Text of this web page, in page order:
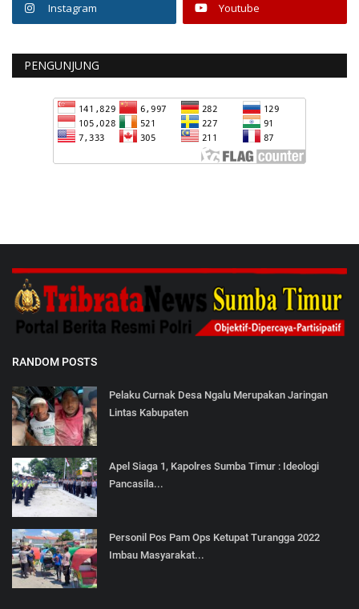
Instagram Youtube
PENGUNJUNG
RANDOM POSTS
Pelaku Curnak Desa Ngalu Merupakan Jaringan
Lintas Kabupaten
Apel Siaga 1, Kapolres Sumba Timur : Ideologi
Pancasila...
Personil Pos Pam Ops Ketupat Turangga 2022
Imbau Masyarakat...